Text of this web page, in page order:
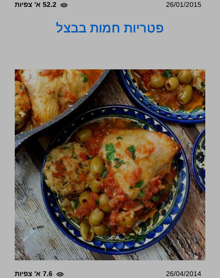
26/01/2015 52.2 א' צפיות
פטריות חמות בבצל
26/04/2014 7.6 א' צפיות